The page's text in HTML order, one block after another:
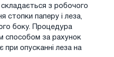
з робочого
стопки паперу і леза,
боку. Процедура
способом за рахунок
при опусканні леза на